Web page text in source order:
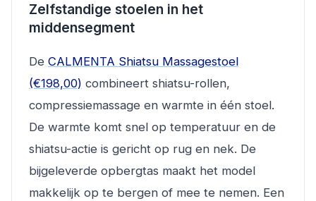
Zelfstandige stoelen in het
middensegment
De CALMENTA Shiatsu Massagestoel
(€198,00) combineert shiatsu-rollen,
compressiemassage en warmte in één stoel.
De warmte komt snel op temperatuur en de
shiatsu-actie is gericht op rug en nek. De
bijgeleverde opbergtas maakt het model
makkelijk op te bergen of mee te nemen. Een